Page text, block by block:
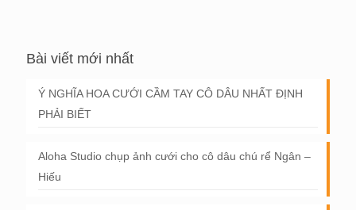
Bài viết mới nhất
Ý NGHĨA HOA CƯỚI CẦM TAY CÔ DÂU NHẤT ĐỊNH
PHẢI BIẾT
Aloha Studio chụp ảnh cưới cho cô dâu chú rể Ngân –
Hiếu